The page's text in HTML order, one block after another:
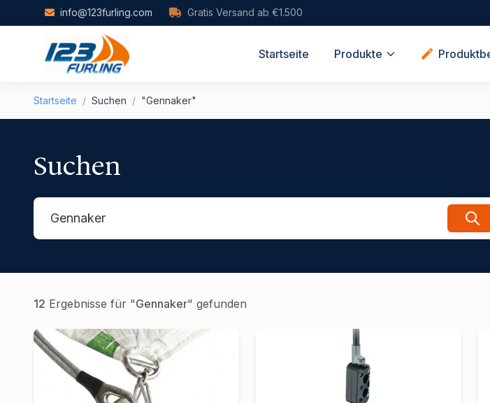
Skip to main content
info@123furling.com Gratis Versand ab €1.500
Startseite Produkte
Startseite / Suchen / "Gennaker"
Suchen
12 Ergebnisse für "Gennaker" gefunden